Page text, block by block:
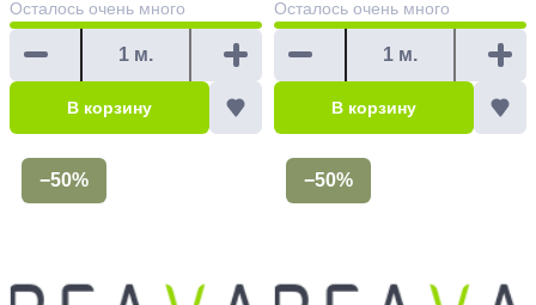
Осталось очень много
В корзину
Осталось очень много
В корзину
−50% −50%